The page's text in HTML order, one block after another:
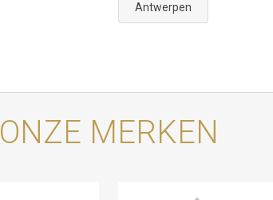
Antwerpen
ONZE MERKEN